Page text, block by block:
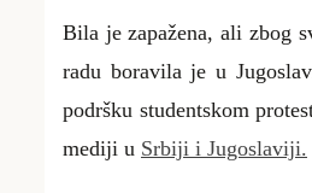
Bila je zapažena, ali zbog
radu boravila je u
podršku studentskom
mediji u Srbiji i Jugoslaviji.